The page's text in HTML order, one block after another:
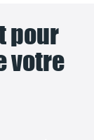
pour
votre